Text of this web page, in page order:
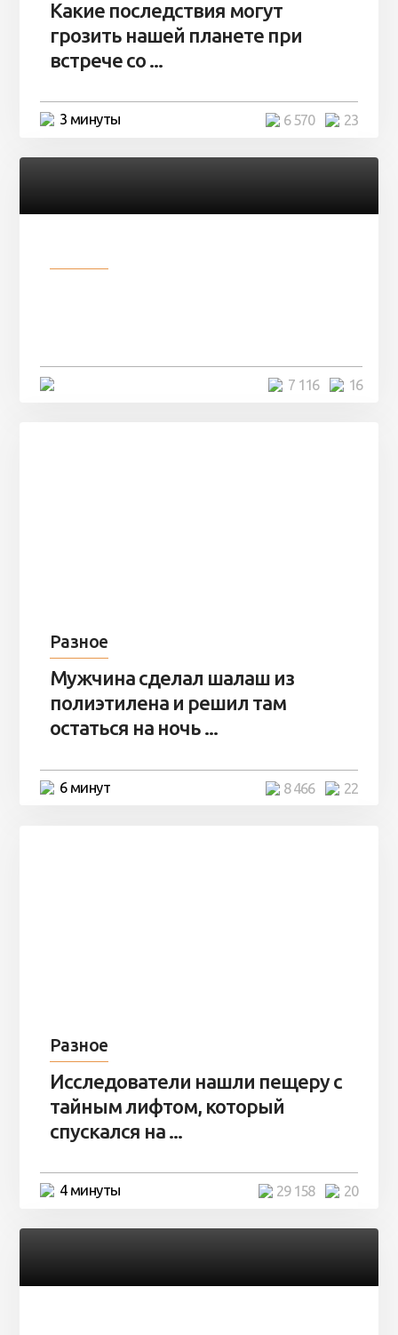
Какие последствия могут
грозить нашей планете при
встрече со ...
3 минуты 23
6 570
16
7 116
Разное
Мужчина сделал шалаш из
полиэтилена и решил там
остаться на ночь ...
6 минут 22
8 466
Разное
Исследователи нашли пещеру с
тайным лифтом, который
спускался на ...
4 минуты 20
29 158